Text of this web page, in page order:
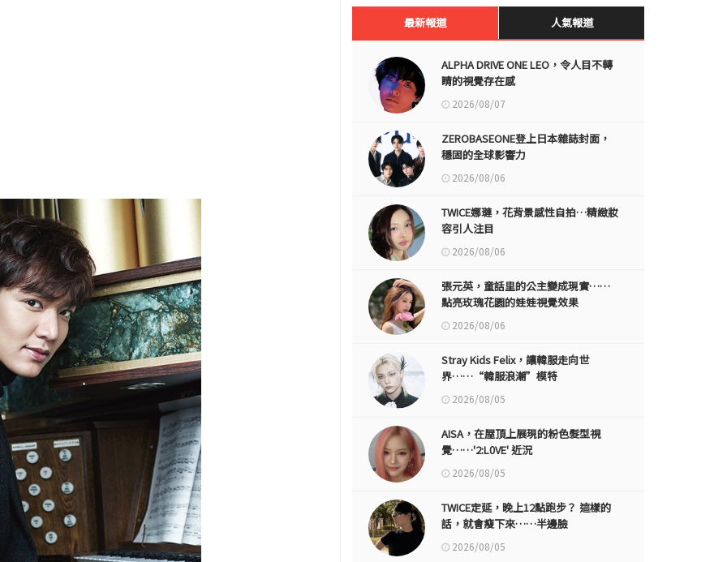
最新報道 人氣報道
ALPHA DRIVE ONE LEO，令人目不轉
睛的視覺存在感
2026/08/07
ZEROBASEONE登上日本雜誌封面，
穩固的全球影響力
2026/08/06
TWICE娜璉，花背景感性自拍…精緻妝
容引人注目
2026/08/06
張元英，童話里的公主變成現實……
點亮玫瑰花園的娃娃視覺效果
2026/08/06
Stray Kids Felix，讓韓服走向世
界……“韓服浪潮”模特
2026/08/05
AISA，在屋頂上展現的粉色髮型視
覺……'2:L0VE' 近況
2026/08/05
TWICE定延，晚上12點跑步？ 這樣的
話，就會瘦下來……半邊臉
2026/08/05